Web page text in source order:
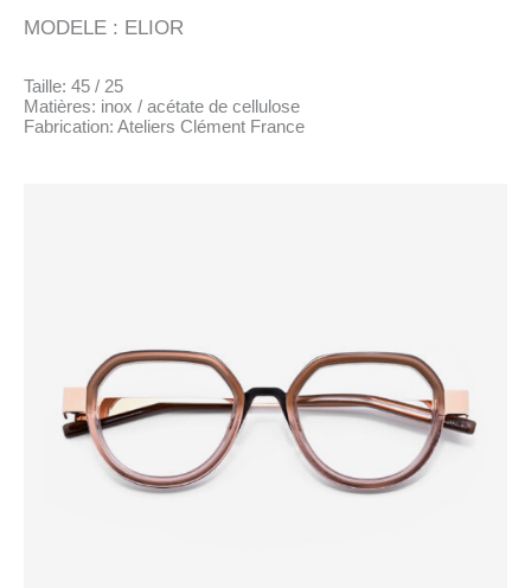
MODELE : ELIOR
Taille: 45 / 25
Matières: inox / acétate de cellulose
Fabrication: Ateliers Clément France